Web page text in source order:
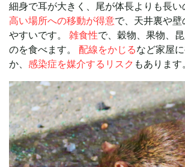
細身で耳が大きく、尾が体長よりも長い
高い場所への移動が得意で、天井裏や壁
やすいです。 雑食性で、穀物、果物、
のを食べます。 配線をかじるなど家屋
か、 感染症を媒介するリスク もあります